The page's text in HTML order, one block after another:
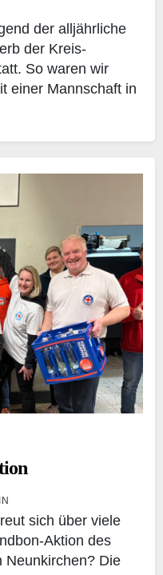
der alljährliche
der Kreis-
So waren wir
einer Mannschaft in
sich über viele
Aktion des
Neunkirchen? Die